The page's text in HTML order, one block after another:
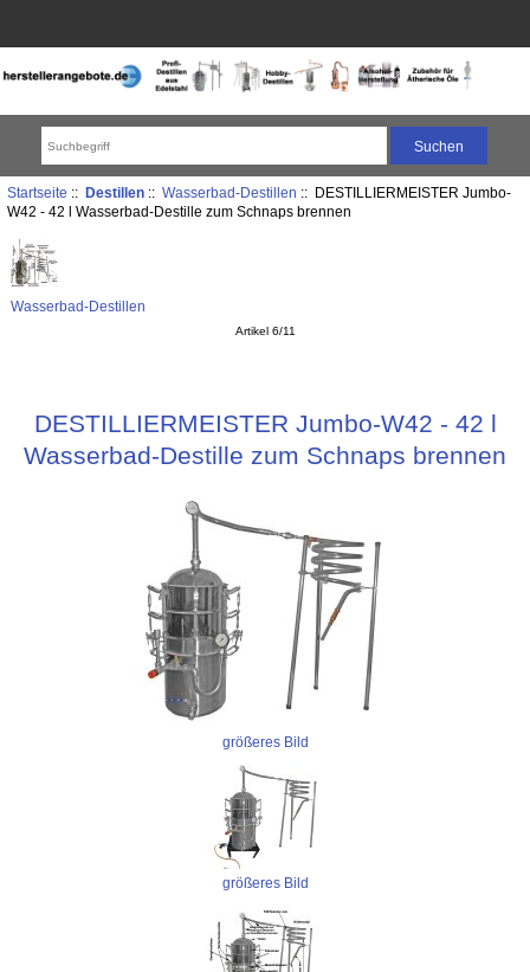
Startseite :: Destillen:: Wasserbad-Destillen :: DESTILLIERMEISTER Jumbo-
W42 - 42 l Wasserbad-Destille zum Schnaps brennen
Wasserbad-Destillen
Artikel 6/11
DESTILLIERMEISTER Jumbo-W42 - 42 l
Wasserbad-Destille zum Schnaps brennen
größeres Bild
größeres Bild